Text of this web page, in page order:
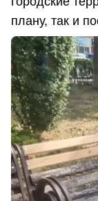
плану, так и